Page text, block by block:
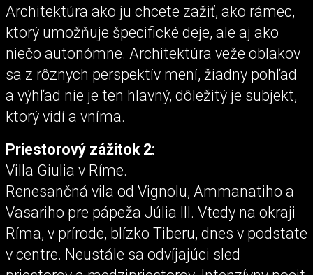
Architektúra ako ju chcete zažiť, ako rámec,
ktorý umožňuje špecifické deje, ale aj ako
niečo autonómne. Architektúra veže oblakov
sa z rôznych perspektív mení, žiadny pohľad
a výhľad nie je ten hlavný, dôležitý je subjekt,
ktorý vidí a vníma.
Priestorový zážitok 2:
Villa Giulia v Ríme.
Renesančná vila od Vignolu, Ammanatiho a
Vasariho pre pápeža Júlia III. Vtedy na okraji
Ríma, v prírode, blízko Tiberu, dnes v podstate
v centre. Neustále sa odvíjajúci sled